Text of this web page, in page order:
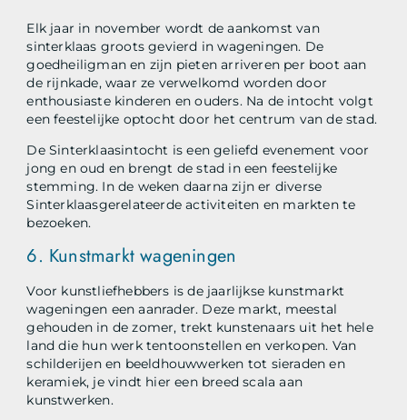
Elk jaar in november wordt de aankomst van
sinterklaas groots gevierd in wageningen. De
goedheiligman en zijn pieten arriveren per boot aan
de rijnkade, waar ze verwelkomd worden door
enthousiaste kinderen en ouders. Na de intocht volgt
een feestelijke optocht door het centrum van de stad.
De Sinterklaasintocht is een geliefd evenement voor
jong en oud en brengt de stad in een feestelijke
stemming. In de weken daarna zijn er diverse
Sinterklaasgerelateerde activiteiten en markten te
bezoeken.
6. Kunstmarkt wageningen
Voor kunstliefhebbers is de jaarlijkse kunstmarkt
wageningen een aanrader. Deze markt, meestal
gehouden in de zomer, trekt kunstenaars uit het hele
land die hun werk tentoonstellen en verkopen. Van
schilderijen en beeldhouwwerken tot sieraden en
keramiek, je vindt hier een breed scala aan
kunstwerken.